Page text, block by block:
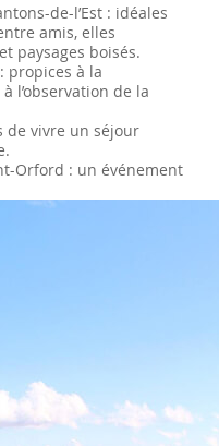
de-l’Est : idéales
amis, elles
paysages boisés.
propices à la
l’observation de la
de vivre un séjour
Orford : un événement